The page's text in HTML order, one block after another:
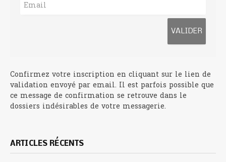
Confirmez votre inscription en cliquant sur le lien de
validation envoyé par email. Il est parfois possible que
ce message de confirmation se retrouve dans le
dossiers indésirables de votre messagerie.
ARTICLES RÉCENTS